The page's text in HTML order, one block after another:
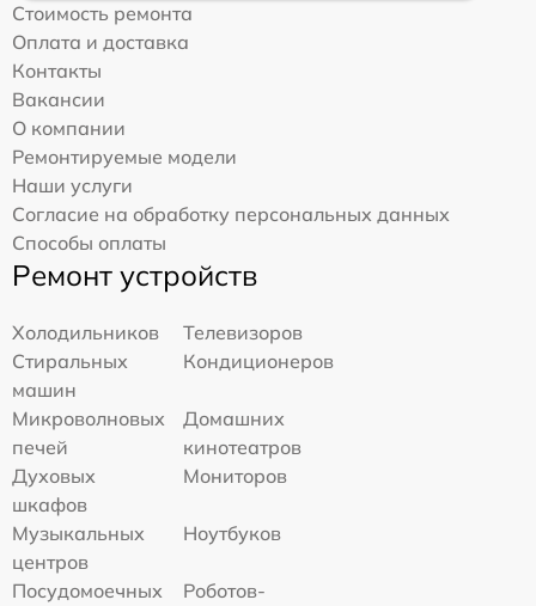
Стоимость ремонта
Оплата и доставка
Контакты
Вакансии
О компании
Ремонтируемые модели
Наши услуги
Согласие на обработку персональных данных
Способы оплаты
Ремонт устройств
Холодильников
Телевизоров
Стиральных
машин
Кондиционеров
Микроволновых
печей
Домашних
кинотеатров
Духовых
шкафов
Мониторов
Музыкальных
центров
Ноутбуков
Посудомоечных
Роботов-